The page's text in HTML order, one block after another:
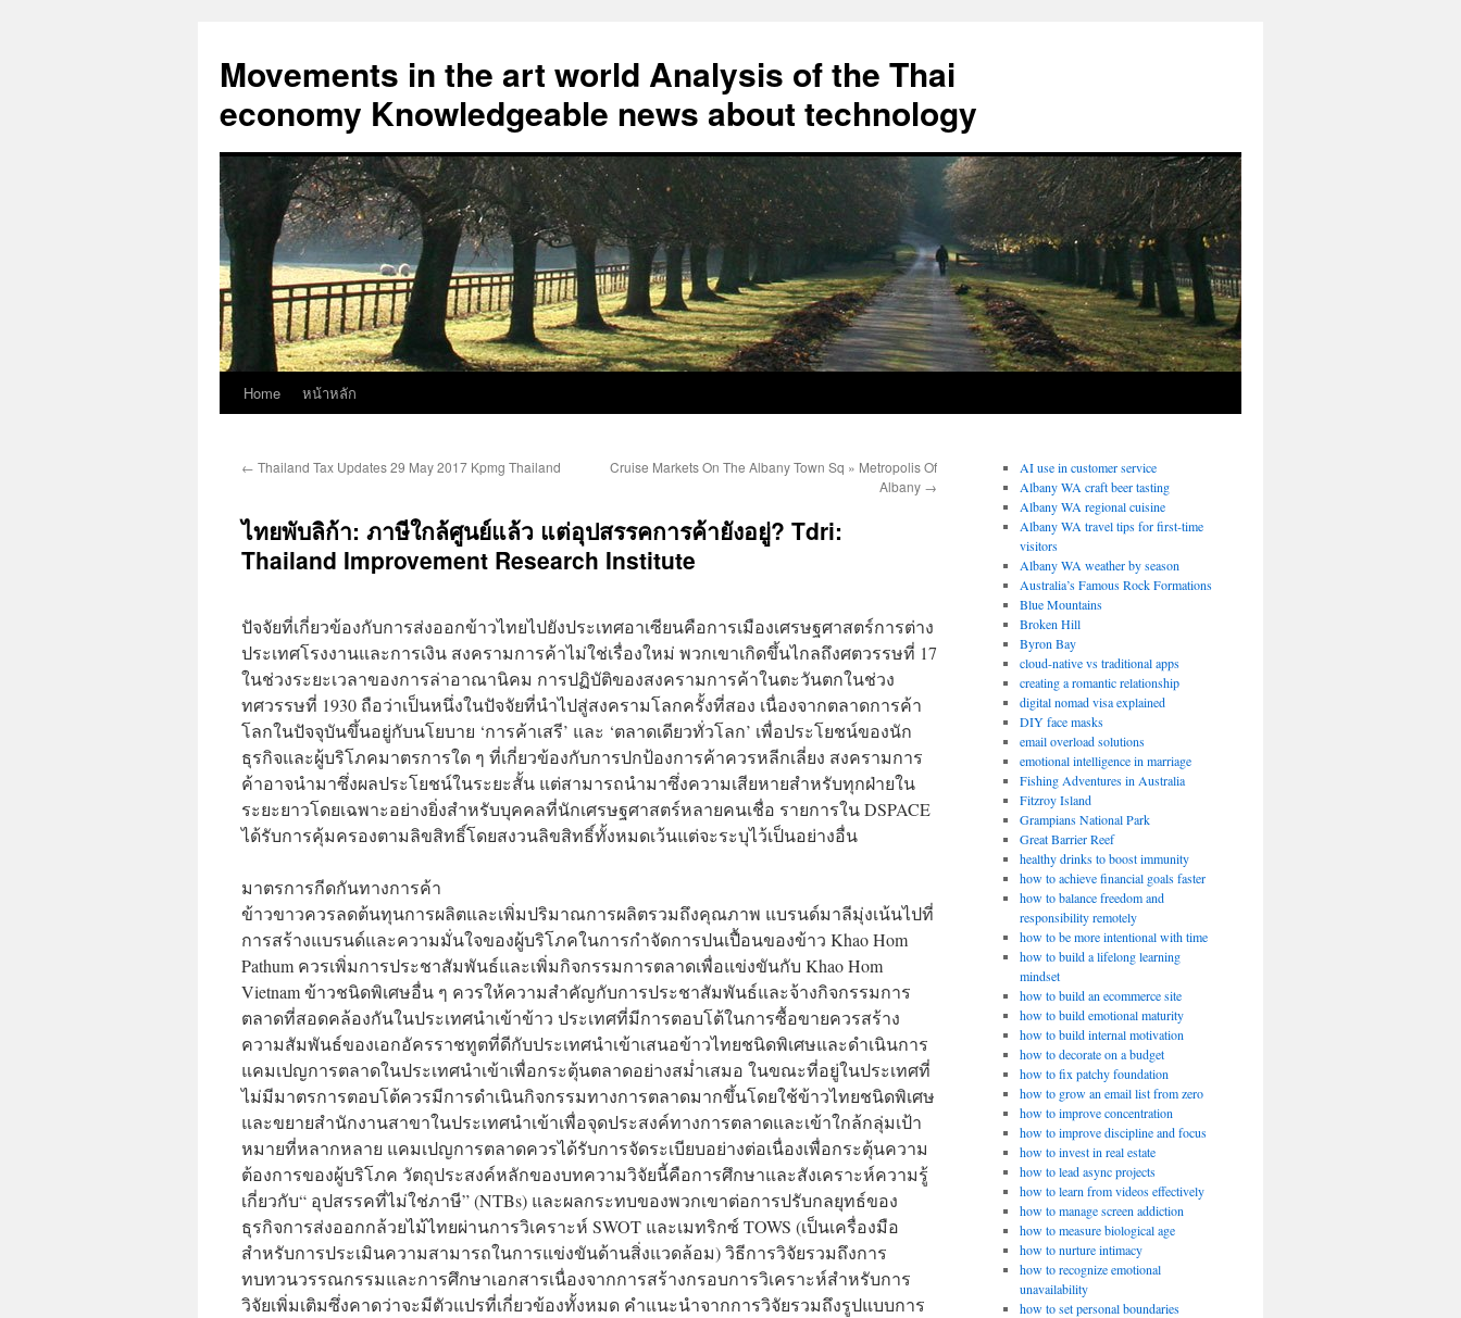
content
Movements in the art world Analysis of the Thai
economy Knowledgeable news about technology
Home หน้าหลัก
← Thailand Tax Updates 29 May 2017 Kpmg Thailand
Cruise Markets On The Albany Town Sq » Metropolis Of
Albany →
ไทยพับลิก้า: ภาษีใกล้ศูนย์แล้ว แต่อุปสรรคการค้ายังอยู่? Tdri:
Thailand Improvement Research Institute
ปัจจัยที่เกี่ยวข้องกับการส่งออกข้าวไทยไปยังประเทศอาเซียนคือการเมืองเศรษฐศาสตร์การต่าง
ประเทศโรงงานและการเงิน สงครามการค้าไม่ใช่เรื่องใหม่ พวกเขาเกิดขึ้นไกลถึงศตวรรษที่ 17
ในช่วงระยะเวลาของการล่าอาณานิคม การปฏิบัติของสงครามการค้าในตะวันตกในช่วง
ทศวรรษที่ 1930 ถือว่าเป็นหนึ่งในปัจจัยที่นำไปสู่สงครามโลกครั้งที่สอง เนื่องจากตลาดการค้า
โลกในปัจจุบันขึ้นอยู่กับนโยบาย ‘การค้าเสรี’ และ ‘ตลาดเดียวทั่วโลก’ เพื่อประโยชน์ของนัก
ธุรกิจและผู้บริโภคมาตรการใด ๆ ที่เกี่ยวข้องกับการปกป้องการค้าควรหลีกเลี่ยง สงครามการ
ค้าอาจนำมาซึ่งผลประโยชน์ในระยะสั้น แต่สามารถนำมาซึ่งความเสียหายสำหรับทุกฝ่ายใน
ระยะยาวโดยเฉพาะอย่างยิ่งสำหรับบุคคลที่นักเศรษฐศาสตร์หลายคนเชื่อ รายการใน DSPACE
ได้รับการคุ้มครองตามลิขสิทธิ์โดยสงวนลิขสิทธิ์ทั้งหมดเว้นแต่จะระบุไว้เป็นอย่างอื่น
มาตรการกีดกันทางการค้า
ข้าวขาวควรลดต้นทุนการผลิตและเพิ่มปริมาณการผลิตรวมถึงคุณภาพ แบรนด์มาลีมุ่งเน้นไปที่
การสร้างแบรนด์และความมั่นใจของผู้บริโภคในการกำจัดการปนเปื้อนของข้าว Khao Hom
Pathum ควรเพิ่มการประชาสัมพันธ์และเพิ่มกิจกรรมการตลาดเพื่อแข่งขันกับ Khao Hom
Vietnam ข้าวชนิดพิเศษอื่น ๆ ควรให้ความสำคัญกับการประชาสัมพันธ์และจ้างกิจกรรมการ
ตลาดที่สอดคล้องกันในประเทศนำเข้าข้าว ประเทศที่มีการตอบโต้ในการซื้อขายควรสร้าง
ความสัมพันธ์ของเอกอัครราชทูตที่ดีกับประเทศนำเข้าเสนอข้าวไทยชนิดพิเศษและดำเนินการ
แคมเปญการตลาดในประเทศนำเข้าเพื่อกระตุ้นตลาดอย่างสม่ำเสมอ ในขณะที่อยู่ในประเทศที่
ไม่มีมาตรการตอบโต้ควรมีการดำเนินกิจกรรมทางการตลาดมากขึ้นโดยใช้ข้าวไทยชนิดพิเศษ
และขยายสำนักงานสาขาในประเทศนำเข้าเพื่อจุดประสงค์ทางการตลาดและเข้าใกล้กลุ่มเป้า
หมายที่หลากหลาย แคมเปญการตลาดควรได้รับการจัดระเบียบอย่างต่อเนื่องเพื่อกระตุ้นความ
ต้องการของผู้บริโภค วัตถุประสงค์หลักของบทความวิจัยนี้คือการศึกษาและสังเคราะห์ความรู้
เกี่ยวกับ“ อุปสรรคที่ไม่ใช่ภาษี” (NTBs) และผลกระทบของพวกเขาต่อการปรับกลยุทธ์ของ
ธุรกิจการส่งออกกล้วยไม้ไทยผ่านการวิเคราะห์ SWOT และเมทริกซ์ TOWS (เป็นเครื่องมือ
สำหรับการประเมินความสามารถในการแข่งขันด้านสิ่งแวดล้อม) วิธีการวิจัยรวมถึงการ
ทบทวนวรรณกรรมและการศึกษาเอกสารเนื่องจากการสร้างกรอบการวิเคราะห์สำหรับการ
วิจัยเพิ่มเติมซึ่งคาดว่าจะมีตัวแปรที่เกี่ยวข้องทั้งหมด คำแนะนำจากการวิจัยรวมถึงรูปแบบการ
AI use in customer service
Albany WA craft beer tasting
Albany WA regional cuisine
Albany WA travel tips for first-time
visitors
Albany WA weather by season
Australia’s Famous Rock Formations
Blue Mountains
Broken Hill
Byron Bay
cloud-native vs traditional apps
creating a romantic relationship
digital nomad visa explained
DIY face masks
email overload solutions
emotional intelligence in marriage
Fishing Adventures in Australia
Fitzroy Island
Grampians National Park
Great Barrier Reef
healthy drinks to boost immunity
how to achieve financial goals faster
how to balance freedom and
responsibility remotely
how to be more intentional with time
how to build a lifelong learning
mindset
how to build an ecommerce site
how to build emotional maturity
how to build internal motivation
how to decorate on a budget
how to fix patchy foundation
how to grow an email list from zero
how to improve concentration
how to improve discipline and focus
how to invest in real estate
how to lead async projects
how to learn from videos effectively
how to manage screen addiction
how to measure biological age
how to nurture intimacy
how to recognize emotional
unavailability
how to set personal boundaries